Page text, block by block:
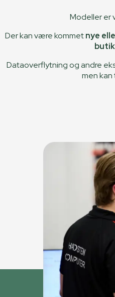
Modeller er
Der kan være kommetnye
Dataoverflytning og andre
men kan